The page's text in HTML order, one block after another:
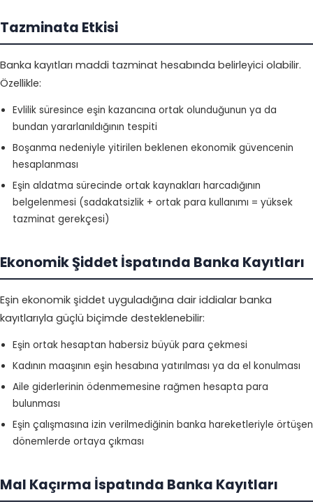
Tazminata Etkisi
Banka kayıtları maddi tazminat hesabında belirleyici olabilir.
Özellikle:
Evlilik süresince eşin kazancına ortak olunduğunun ya da
bundan yararlanıldığının tespiti
Boşanma nedeniyle yitirilen beklenen ekonomik güvencenin
hesaplanması
Eşin aldatma sürecinde ortak kaynakları harcadığının
belgelenmesi (sadakatsizlik + ortak para kullanımı = yüksek
tazminat gerekçesi)
Ekonomik Şiddet İspatında Banka Kayıtları
Eşin ekonomik şiddet uyguladığına dair iddialar banka
kayıtlarıyla güçlü biçimde desteklenebilir:
Eşin ortak hesaptan habersiz büyük para çekmesi
Kadının maaşının eşin hesabına yatırılması ya da el konulması
Aile giderlerinin ödenmemesine rağmen hesapta para
bulunması
Eşin çalışmasına izin verilmediğinin banka hareketleriyle örtüşen
dönemlerde ortaya çıkması
Mal Kaçırma İspatında Banka Kayıtları